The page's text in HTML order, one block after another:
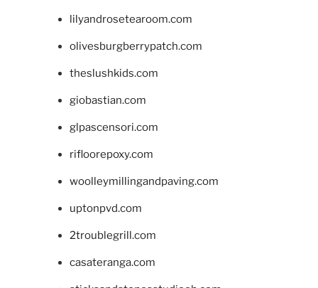
lilyandrosetearoom.com
olivesburgberrypatch.com
theslushkids.com
giobastian.com
glpascensori.com
rifloorepoxy.com
woolleymillingandpaving.com
uptonpvd.com
2troublegrill.com
casateranga.com